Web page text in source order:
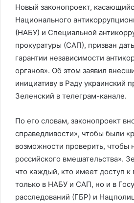
Новый законопроект,
Национального
(НАБУ) и Специальной
прокуратуры (САП), призван
гарантии независимости
органов». Об этом заявил
инициативу в Раду украинский
Зеленский в телеграм-канале.
По его словам, законопроект
справедливости», чтобы были
возможности проверить, чтобы
российского вмешательства».
что каждый, кто имеет доступ
только в НАБУ и САП, но и в
расследований (ГБР) и